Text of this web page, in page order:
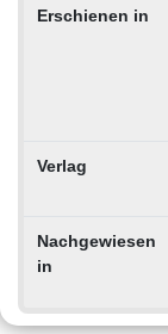
Erschienen in
Verlag
Nachgewiesen
in